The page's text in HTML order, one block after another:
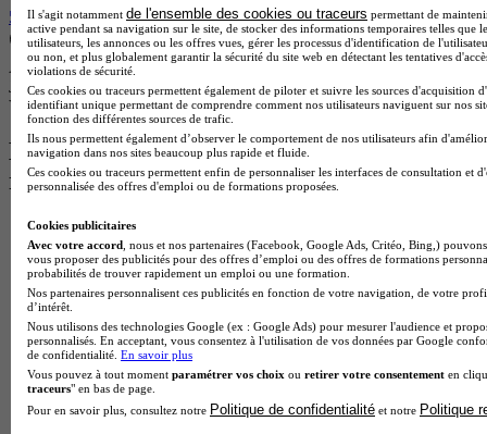
5 avis
Amiens 80000
Alternance
Je m’informe gratuitement
Voir plus de formations similaires
Les intitulés de diplôme les plus
recherchés
Master Marketing Digital
BTS Ndrc
BTS Mco
Master Data science
Master Meef
MBA International Business
BTS Sam
BTS Sio
BTS Communication
BTS Esf
Licence Science de l education
Il s'agit notamment de l'ensemble des cookies ou traceurs permettant de
active pendant sa navigation sur le site, de stocker des informations temporaires telles que
utilisateurs, les annonces ou les offres vues, gérer les processus d'identification de
ou non, et plus globalement garantir la sécurité du site web en détectant les tentatives
violations de sécurité.
Ces cookies ou traceurs permettent également de piloter et suivre les sources d'acquisition
identifiant unique permettant de comprendre comment nos utilisateurs naviguent sur nos
fonction des différentes sources de trafic.
Ils nous permettent également d’observer le comportement de nos utilisateurs afin
navigation dans nos sites beaucoup plus rapide et fluide.
Ces cookies ou traceurs permettent enfin de personnaliser les interfaces de consultation et
personnalisée des offres d'emploi ou de formations proposées.
Cookies publicitaires
Avec votre accord , nous et nos partenaires (Facebook, Google Ads, Critéo, Bing,)
vous proposer des publicités pour des offres d’emploi ou des offres de formations
probabilités de trouver rapidement un emploi ou une formation.
Nos partenaires personnalisent ces publicités en fonction de votre navigation, de votre
d’intérêt.
Nous utilisons des technologies Google (ex : Google Ads) pour mesurer l'audience et
personnalisés. En acceptant, vous consentez à l'utilisation de vos données par Google
de confidentialité. En savoir plus
Vous pouvez à tout moment paramétrer vos choix ou retirer votre consentement en
traceurs" en bas de page.
Pour en savoir plus, consultez notre Politique de confidentialité et notre Politique